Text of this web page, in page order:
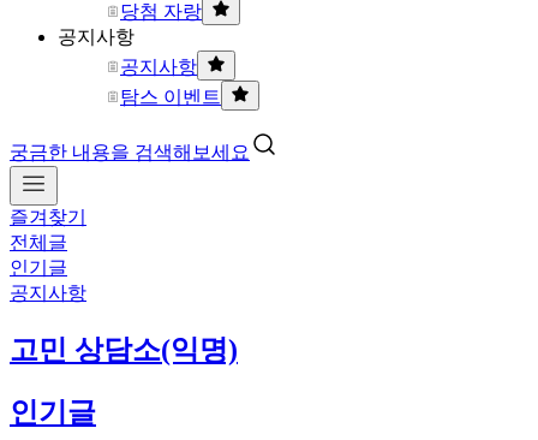
당첨 자랑
공지사항
공지사항
탐스 이벤트
궁금한 내용을 검색해보세요
즐겨찾기
전체글
인기글
공지사항
고민 상담소(익명)
인기글